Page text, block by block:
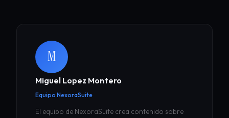
M
Miguel Lopez Montero
Equipo NexoraSuite
El equipo de NexoraSuite crea contenido sobre